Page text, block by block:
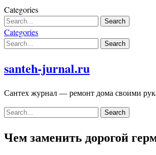
Skip
to
content
Categories
Categories
santeh-jurnal.ru
Сантех журнал — ремонт дома своими
Чем заменить дорогой